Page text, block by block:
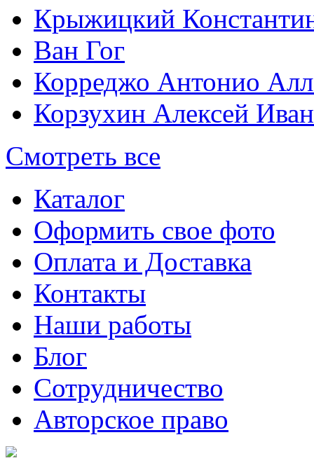
Крыжицкий
Ван Гог
Корреджо Антонио
Корзухин Алексей
Смотреть все
Каталог
Оформить свое фото
Оплата и Доставка
Контакты
Наши работы
Блог
Сотрудничество
Авторское право